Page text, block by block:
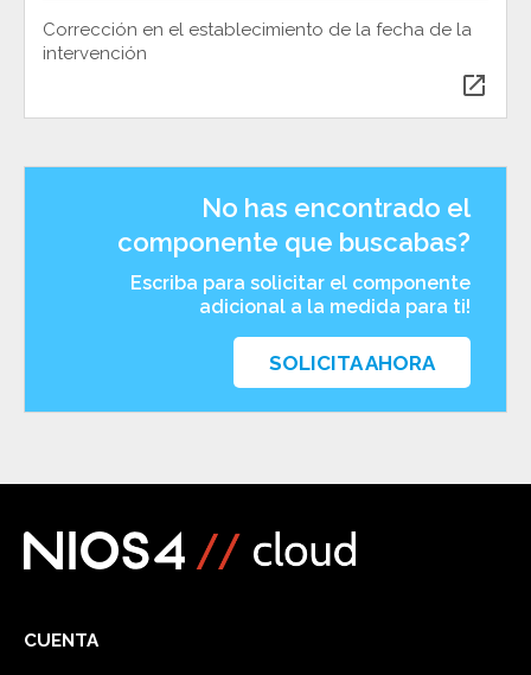
Corrección en el establecimiento de la fecha de la
intervención
open_in_new
No has encontrado el
componente que buscabas?
Escriba para solicitar el componente
adicional a la medida para ti!
SOLICITA AHORA
CUENTA